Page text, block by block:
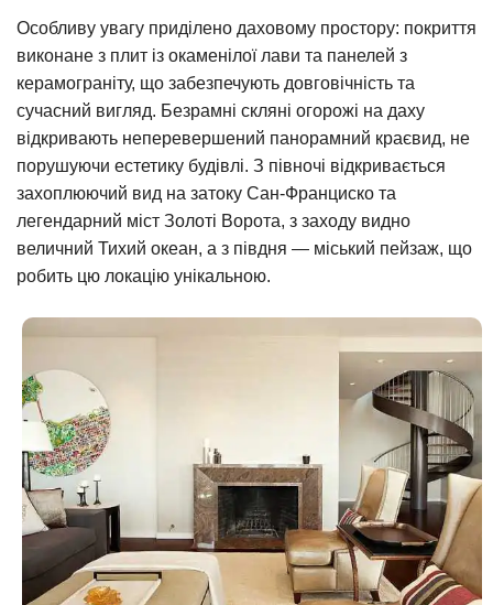
Особливу увагу приділено даховому простору: покриття
виконане з плит із окаменілої лави та панелей з
керамограніту, що забезпечують довговічність та
сучасний вигляд. Безрамні скляні огорожі на даху
відкривають неперевершений панорамний краєвид, не
порушуючи естетику будівлі. З півночі відкривається
захоплюючий вид на затоку Сан-Франциско та
легендарний міст Золоті Ворота, з заходу видно
величний Тихий океан, а з півдня — міський пейзаж, що
робить цю локацію унікальною.